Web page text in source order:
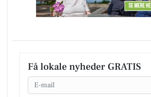
Få lokale nyheder GRATIS
Email